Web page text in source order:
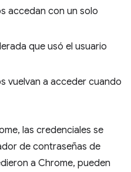
accedan con un solo
que usó el usuario
vuelvan a acceder cuando
las credenciales se
de contraseñas de
a Chrome, pueden